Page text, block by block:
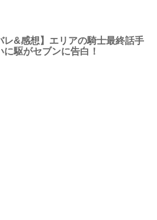
レ&感想】エリアの騎士最終話手
に駆がセブンに告白！